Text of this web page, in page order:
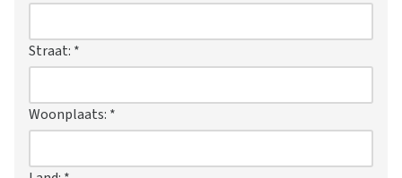
Straat: *
Woonplaats: *